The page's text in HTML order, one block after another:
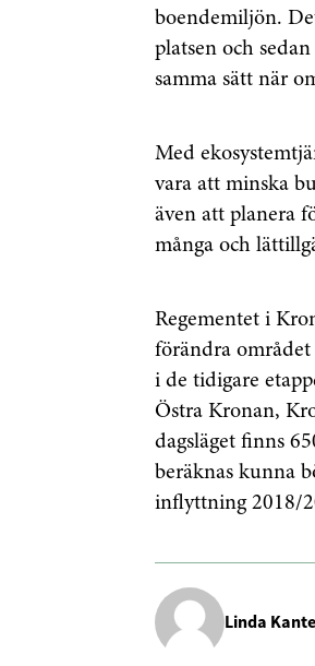
boendemiljön.
platsen och
samma sätt när
Med
vara att minska
även att planera
många och
Regementet i
förändra området
i de tidigare
Östra Kronan,
dagsläget finns
beräknas kunna
inflyttning 2018/
Linda Kante